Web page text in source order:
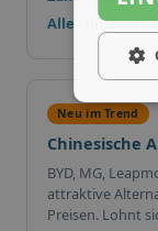
Alle
Neu im Trend
Chinesische
BYD, MG,
attraktive
Preisen. Lohnt